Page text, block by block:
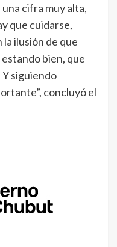
cifra muy alta,
que cuidarse,
ilusión de que
bien, que
siguiendo
concluyó el